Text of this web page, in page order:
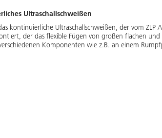
Ultraschallschweißen
kontinuierliche Ultraschallschweißen, der vom
der das flexible Fügen von großen flachen
Komponenten wie z.B. an einem